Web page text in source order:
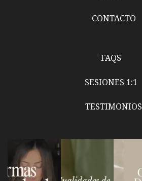
CONTACTO
FAQS
SESIONES 1:1
TESTIMONIOS